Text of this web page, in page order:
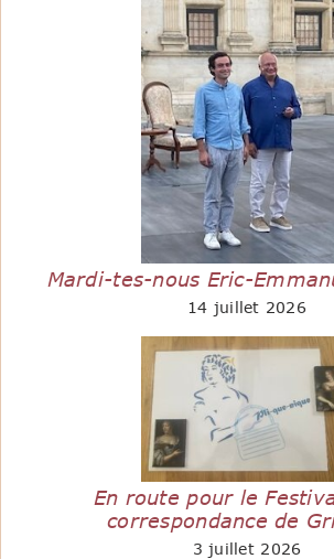
Mardi-tes-nous Eric-
14 juillet 2026
En route pour le
correspondance de
3 juillet 2026